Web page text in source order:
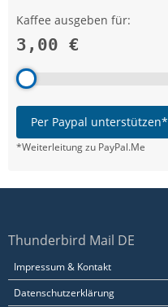
Kaffee ausgeben für:
3,00 €
Per Paypal unterstützen*
*Weiterleitung zu PayPal.Me
Thunderbird Mail DE
Impressum & Kontakt
Datenschutzerklärung